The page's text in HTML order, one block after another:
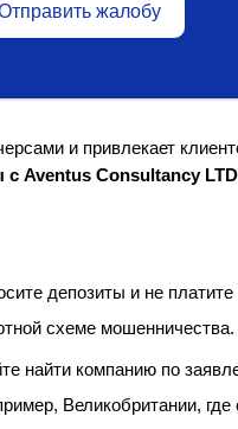
жалобу
и привлекает
Aventus Consultancy
депозиты и не
схеме мошенничества.
найти компанию по
Великобритании,